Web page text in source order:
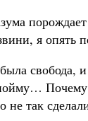
порождает
я опять
свобода,
не так